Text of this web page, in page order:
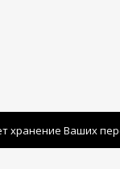
хранение Ваших